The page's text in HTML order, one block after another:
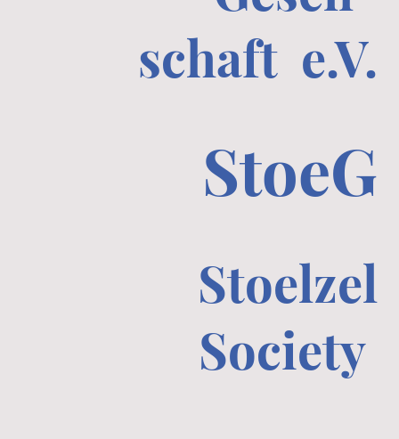
schaft e.V.
StoeG
Stoelzel
Society